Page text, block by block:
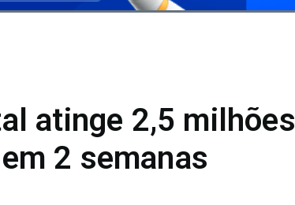
atinge 2,5 milhões
2 semanas